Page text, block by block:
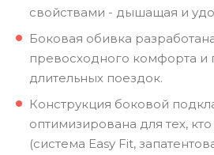
свойствами - дышащая и
Боковая обивка
превосходного комфорта и
длительных поездок.
Конструкция боковой
оптимизирована для тех,
(система Easy Fit,